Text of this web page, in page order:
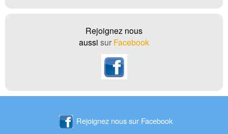
Rejoignez nous
aussi sur Facebook
Rejoignez nous sur Facebook